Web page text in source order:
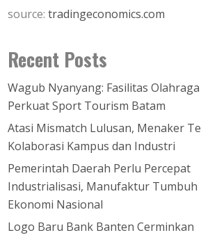
source: tradingeconomics.com
Recent Posts
Wagub Nyanyang: Fasilitas
Perkuat Sport Tourism Batam
Atasi Mismatch Lulusan, Menaker
Kolaborasi Kampus dan Industri
Pemerintah Daerah Perlu Percepat
Industrialisasi, Manufaktur Tumbuh
Ekonomi Nasional
Logo Baru Bank Banten Cerminkan